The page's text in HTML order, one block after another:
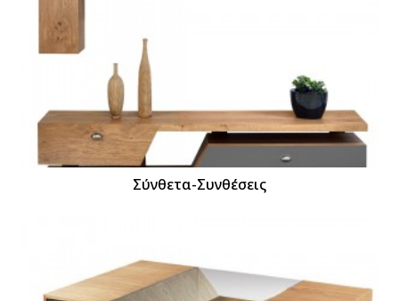
Σύνθετα-Συνθέσεις